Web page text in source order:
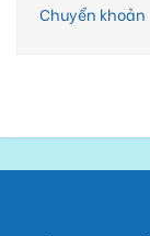
Chuyển khoản